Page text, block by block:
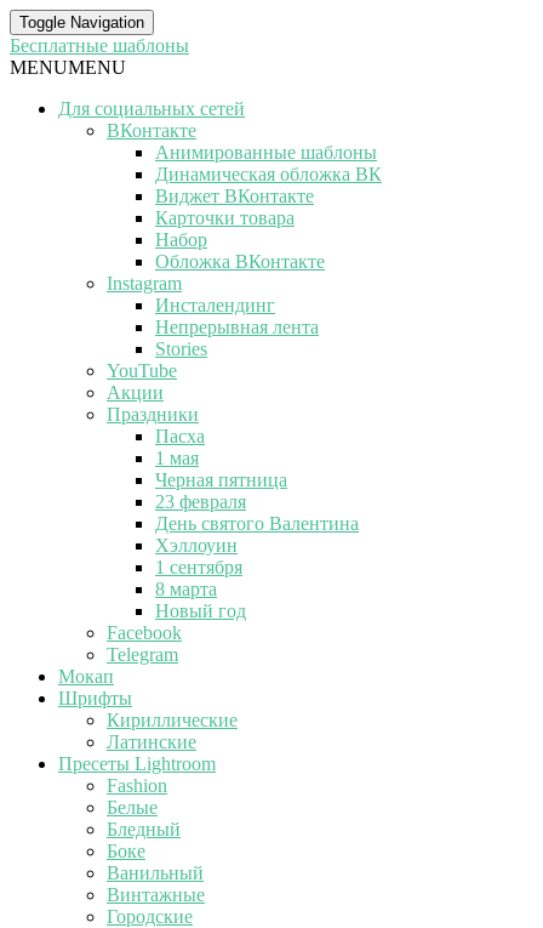
Toggle Navigation
Бесплатные шаблоны
MENUMENU
Для социальных сетей
ВКонтакте
Анимированные шаблоны
Динамическая обложка ВК
Виджет ВКонтакте
Карточки товара
Набор
Обложка ВКонтакте
Instagram
Инсталендинг
Непрерывная лента
Stories
YouTube
Акции
Праздники
Пасха
1 мая
Черная пятница
23 февраля
День святого Валентина
Хэллоуин
1 сентября
8 марта
Новый год
Facebook
Telegram
Мокап
Шрифты
Кириллические
Латинские
Пресеты Lightroom
Fashion
Белые
Бледный
Боке
Ванильный
Винтажные
Городские